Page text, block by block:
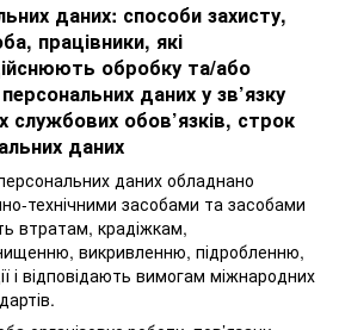
даних: способи захисту,
працівники, які
обробку та/або
даних у зв’язку
службових обов’язків, строк
даних
даних обладнано
технічними засобами та засобами
втратам, крадіжкам,
викривленню, підробленню,
і відповідають вимогам міжнародних